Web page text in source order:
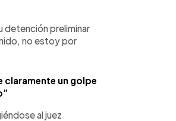
detención preliminar
no estoy por
claramente un golpe
al juez